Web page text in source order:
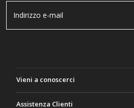
Vieni a conoscerci
Assistenza Clienti